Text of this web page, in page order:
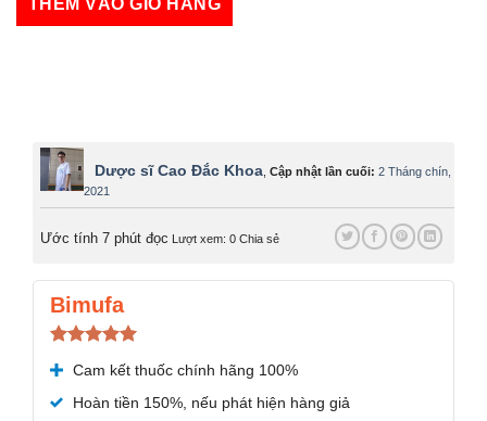
THÊM VÀO GIỎ HÀNG
Dược sĩ Cao Đắc Khoa Cập nhật lần cuối: 2 Tháng chín,
2021
Ước tính 7 phút đọc Lượt xem: 0 Chia sẻ
Bimufa
Được xếp
hạng5.00
5 sao
Cam kết thuốc chính hãng 100%
Hoàn tiền 150%, nếu phát hiện hàng giả